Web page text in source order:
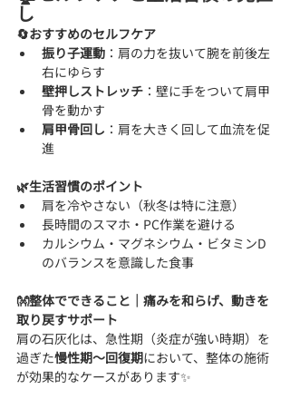
し
🔄おすすめのセルフケア
振り子運動 ：肩の力を抜いて腕を前後左
右にゆらす
壁押しストレッチ ：壁に手をついて肩甲
骨を動かす
肩甲骨回し ：肩を大きく回して血流を促
進
🌿生活習慣のポイント
肩を冷やさない（秋冬は特に注意）
長時間のスマホ・PC作業を避ける
カルシウム・マグネシウム・ビタミンD
のバランスを意識した食事
👐整体でできること｜痛みを和らげ、動きを
取り戻すサポート
肩の石灰化は、急性期（炎症が強い時期）を
過ぎた慢性期〜回復期において、整体の施術
が効果的なケースがあります✨